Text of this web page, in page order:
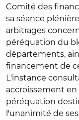
Comité des
sa séance
arbitrages
péréquation du
départements,
financement de
L'instance
accroissement en
péréquation
l'unanimité de